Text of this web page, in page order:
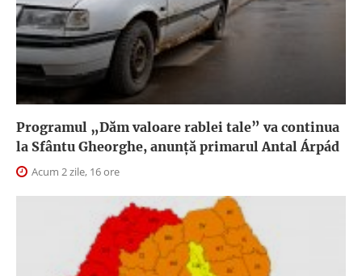
Programul „Dăm valoare rablei tale” va continua
la Sfântu Gheorghe, anunţă primarul Antal Árpád
Acum 2 zile, 16 ore